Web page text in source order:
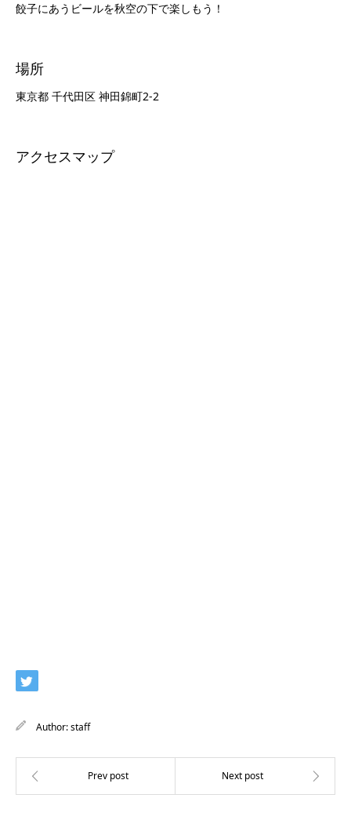
餃子にあうビールを秋空の下で楽しもう！
場所
東京都 千代田区 神田錦町2-2
アクセスマップ
Author:staff